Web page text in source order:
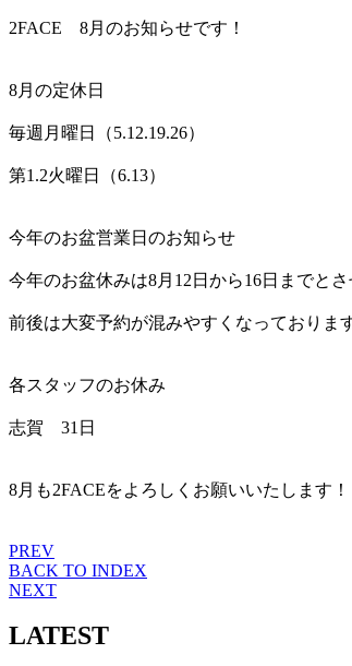
2FACE 8月のお知らせです！
8月の定休日
毎週月曜日（5.12.19.26）
第1.2火曜日（6.13）
今年のお盆営業日のお知らせ
今年のお盆休みは8月12日から16日までとさ
前後は大変予約が混みやすくなっておりま
各スタッフのお休み
志賀 31日
8月も2FACEをよろしくお願いいたします！
PREV
BACK TO INDEX
NEXT
LATEST